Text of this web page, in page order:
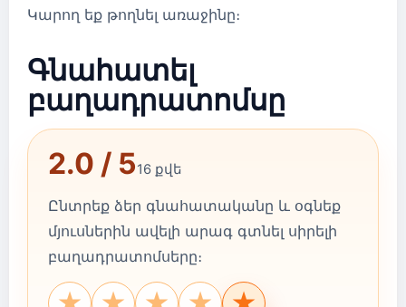
Կարող եք թողնել առաջինը։
Գնահատել
բաղադրատոմսը
2.0 / 516 քվե
Ընտրեք ձեր գնահատականը և օգնեք
մյուսներին ավելի արագ գտնել սիրելի
բաղադրատոմսերը։